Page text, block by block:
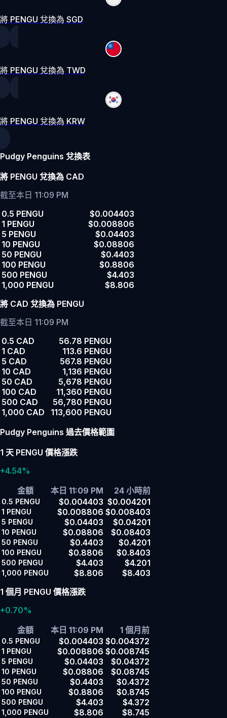
將 PENGU 兌換為 SGD
將 PENGU 兌換為 TWD
將 PENGU 兌換為 KRW
Pudgy Penguins 兌換表
將 PENGU 兌換為 CAD
截至本日 11:09 PM
0.5 PENGU
$0.004403
1 PENGU
$0.008806
5 PENGU
$0.04403
10 PENGU
$0.08806
50 PENGU
$0.4403
100 PENGU
$0.8806
500 PENGU
$4.403
1,000 PENGU
$8.806
將 CAD 兌換為 PENGU
截至本日 11:09 PM
0.5 CAD
56.78 PENGU
1 CAD
113.6 PENGU
5 CAD
567.8 PENGU
10 CAD
1,136 PENGU
50 CAD
5,678 PENGU
100 CAD
11,360 PENGU
500 CAD
56,780 PENGU
1,000 CAD
113,600 PENGU
Pudgy Penguins 過去價格範圍
1 天 PENGU 價格漲跌
+4.54%
金額
本日 11:09 PM 24 小時前
0.5 PENGU $0.004403 $0.004201
1 PENGU $0.008806 $0.008403
5 PENGU $0.04403 $0.04201
10 PENGU $0.08806 $0.08403
50 PENGU $0.4403 $0.4201
100 PENGU $0.8806 $0.8403
500 PENGU $4.403 $4.201
1,000 PENGU $8.806
$8.403
1 個月 PENGU 價格漲跌
+0.70%
金額
本日 11:09 PM 1 個月前
0.5 PENGU $0.004403 $0.004372
1 PENGU $0.008806 $0.008745
5 PENGU $0.04403 $0.04372
10 PENGU $0.08806 $0.08745
50 PENGU $0.4403 $0.4372
100 PENGU $0.8806 $0.8745
500 PENGU $4.403 $4.372
1,000 PENGU $8.806
$8.745